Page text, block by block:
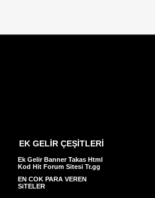
EK GELİR ÇEŞİTLERİ
Ek Gelir Banner Takas Html
Kod Hit Forum Sitesi Tr.gg
EN COK PARA VEREN
SiTELER